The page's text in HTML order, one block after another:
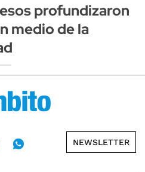
profundizaron
medio de la
NEWSLETTER